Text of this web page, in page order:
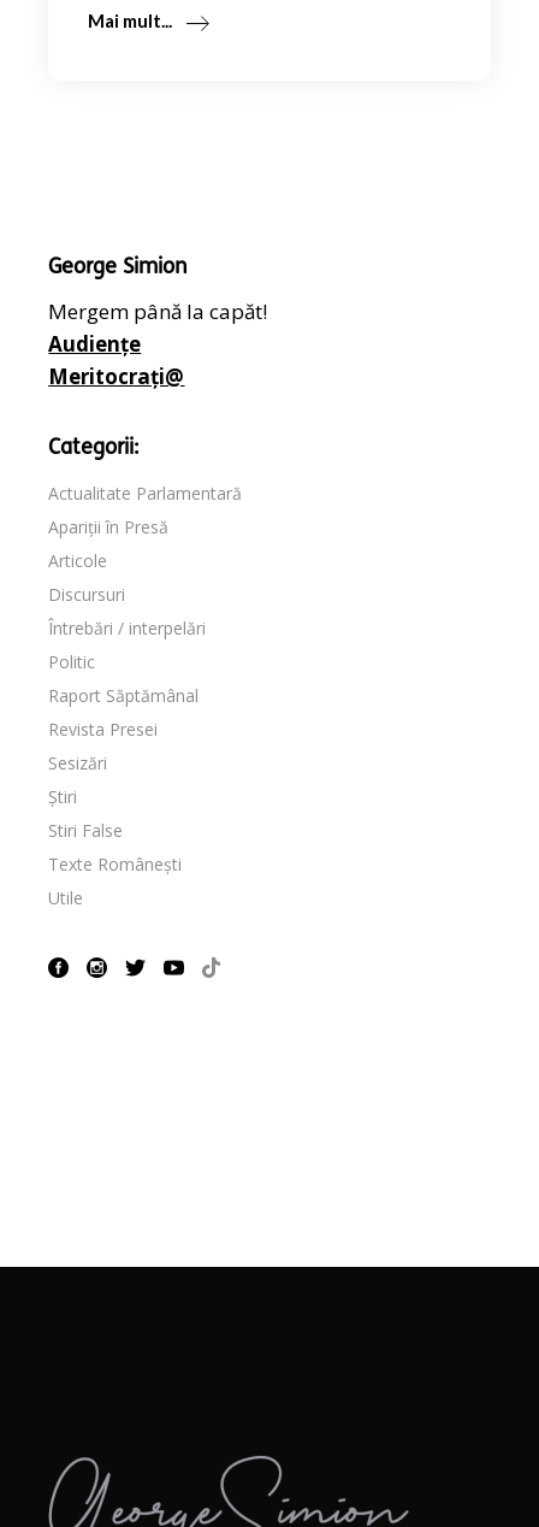
Mai mult...
George Simion
Mergem până la capăt!
Audiențe
Meritocrați@
Categorii:
Actualitate Parlamentară
Apariții în Presă
Articole
Discursuri
Întrebări / interpelări
Politic
Raport Săptămânal
Revista Presei
Sesizări
Știri
Stiri False
Texte Românești
Utile